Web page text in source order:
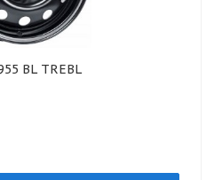
15 5X112 6.0 ET37 57.1 8955 BL TREBL